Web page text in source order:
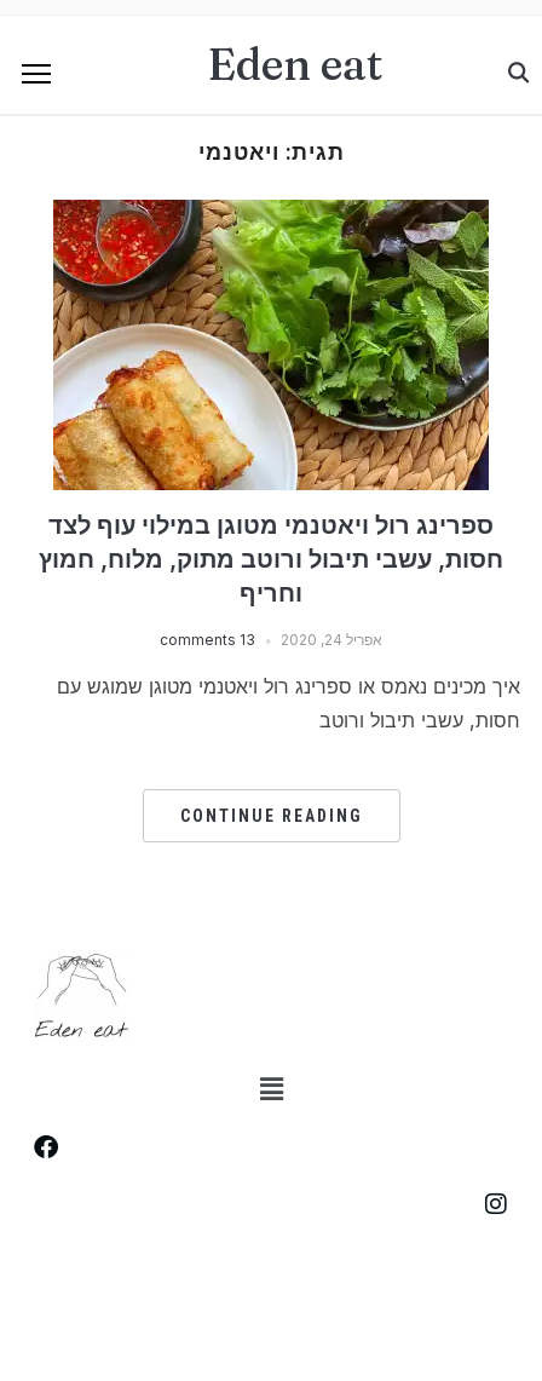
Eden eat
תגית: ויאטנמי
ספרינג רול ויאטנמי מטוגן במילוי עוף לצד
חסות, עשבי תיבול ורוטב מתוק, מלוח, חמוץ
וחריף
אפריל 24, 2020 13 comments
איך מכינים נאמס או ספרינג רול ויאטנמי מטוגן שמוגש עם
חסות, עשבי תיבול ורוטב
CONTINUE READING